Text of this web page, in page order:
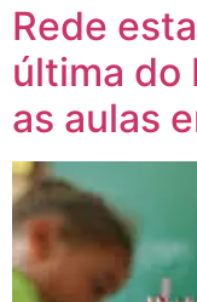
Rede
última do
as aulas